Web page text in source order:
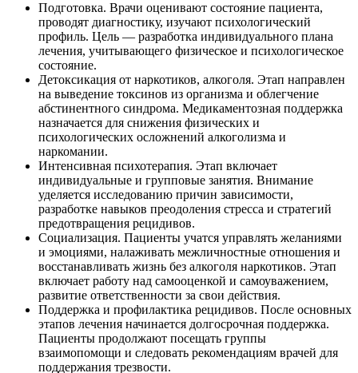
Подготовка. Врачи оценивают состояние пациента,
проводят диагностику, изучают психологический
профиль. Цель — разработка индивидуального плана
лечения, учитывающего физическое и психологическое
состояние.
Детоксикация от наркотиков, алкоголя. Этап направлен
на выведение токсинов из организма и облегчение
абстинентного синдрома. Медикаментозная поддержка
назначается для снижения физических и
психологических осложнений алкоголизма и
наркомании.
Интенсивная психотерапия. Этап включает
индивидуальные и групповые занятия. Внимание
уделяется исследованию причин зависимости,
разработке навыков преодоления стресса и стратегий
предотвращения рецидивов.
Социализация. Пациенты учатся управлять желаниями
и эмоциями, налаживать межличностные отношения и
восстанавливать жизнь без алкоголя наркотиков. Этап
включает работу над самооценкой и самоуважением,
развитие ответственности за свои действия.
Поддержка и профилактика рецидивов. После основных
этапов лечения начинается долгосрочная поддержка.
Пациенты продолжают посещать группы
взаимопомощи и следовать рекомендациям врачей для
поддержания трезвости.